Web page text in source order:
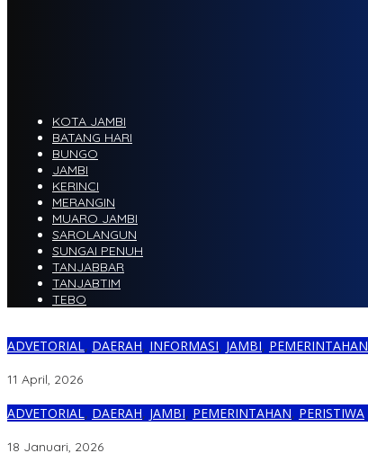
KOTA JAMBI
BATANG HARI
BUNGO
JAMBI
KERINCI
MERANGIN
MUARO JAMBI
SAROLANGUN
SUNGAI PENUH
TANJABBAR
TANJABTIM
TEBO
ADVETORIAL, DAERAH, INFORMASI, JAMBI, PEMERINTAHAN
11 April, 2026
ADVETORIAL, DAERAH, JAMBI, PEMERINTAHAN, PERISTIWA
18 Januari, 2026